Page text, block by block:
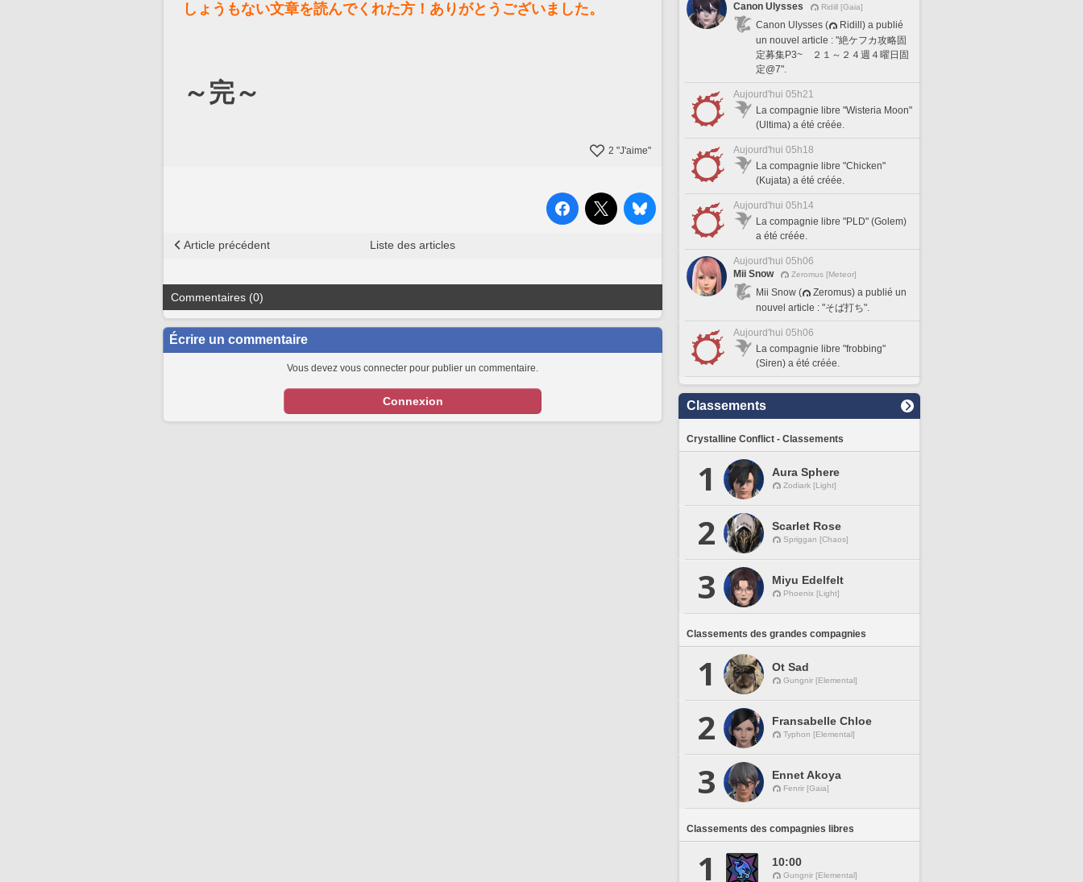
しょうもない文章を読んでくれた方！ありがとうございました。
～完～
2 "J'aime"
Article précédent Liste des articles
Commentaires (0)
Écrire un commentaire
Vous devez vous connecter pour publier un commentaire.
Connexion
Canon Ulysses
Ridill [Gaia]
Canon Ulysses (
Ridill) a publié
un nouvel article : "絶ケフカ攻略固
定募集P3~ ２１～２４週４曜日固
定@7".
Aujourd'hui 05h21
La compagnie libre "Wisteria Moon"
(Ultima) a été créée.
Aujourd'hui 05h18
La compagnie libre "Chicken"
(Kujata) a été créée.
Aujourd'hui 05h14
La compagnie libre "PLD" (Golem)
a été créée.
Aujourd'hui 05h06
Mii Snow
Zeromus [Meteor]
Mii Snow (
Zeromus) a publié un
nouvel article : "そば打ち".
Aujourd'hui 05h06
La compagnie libre "frobbing"
(Siren) a été créée.
Classements
Crystalline Conflict - Classements
1 Aura Sphere
Zodiark [Light]
2 Scarlet Rose
Spriggan [Chaos]
3 Miyu Edelfelt
Phoenix [Light]
Classements des grandes compagnies
1 Ot Sad
Gungnir [Elemental]
2 Fransabelle Chloe
Typhon [Elemental]
3 Ennet Akoya
Fenrir [Gaia]
Classements des compagnies libres
1 10:00
Gungnir [Elemental]